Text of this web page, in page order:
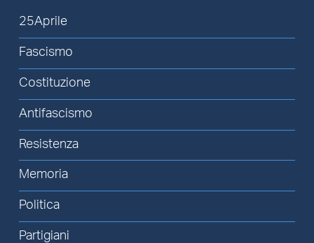
25Aprile
Fascismo
Costituzione
Antifascismo
Resistenza
Memoria
Politica
Partigiani